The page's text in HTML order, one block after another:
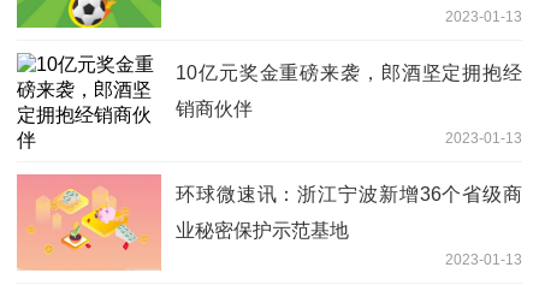
2023-01-13
10亿元奖金重磅来袭，郎酒坚定拥抱经
销商伙伴
2023-01-13
环球微速讯：浙江宁波新增36个省级商
业秘密保护示范基地
2023-01-13